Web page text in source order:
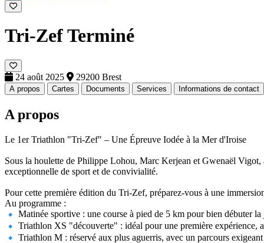
Tri-ZefTerminé
24 août 2025 29200 Brest
A propos Cartes Documents Services Informations de contact
A propos
Le 1er Triathlon "Tri-Zef" – Une Épreuve Iodée à la Mer d'Iroise
Sous la houlette de Philippe Lohou, Marc Kerjean et Gwenaël
exceptionnelle de sport et de convivialité.
Pour cette première édition du Tri-Zef, préparez-vous à une
Au programme :
Matinée sportive : une course à pied de 5 km pour bien débuter la
Triathlon XS "découverte" : idéal pour une première expérience,
Triathlon M : réservé aux plus aguerris, avec un parcours